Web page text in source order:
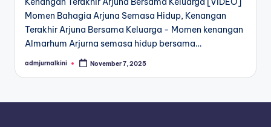
Momen Bahagia Arjuna Semasa Hidup, Kenangan
Terakhir Arjuna Bersama Keluarga - Momen kenangan
Almarhum Arjurna semasa hidup bersama…
Posted
admjurnalkini November 7, 2025